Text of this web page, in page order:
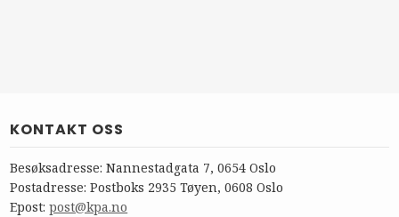
KONTAKT OSS
Besøksadresse: Nannestadgata 7, 0654 Oslo
Postadresse: Postboks 2935 Tøyen, 0608 Oslo
Epost:post@kpa.no